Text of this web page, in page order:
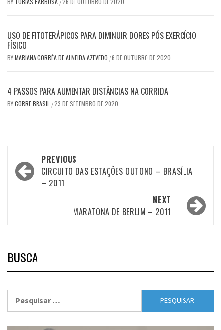
BY TOBIAS BARBOSA /26 DE OUTUBRO DE 2020
USO DE FITOTERÁPICOS PARA DIMINUIR DORES PÓS EXERCÍCIO
FÍSICO
BYMARIANA CORRÊA DE ALMEIDA AZEVEDO /6 DE OUTUBRO DE 2020
4 PASSOS PARA AUMENTAR DISTÂNCIAS NA CORRIDA
BYCORRE BRASIL /23 DE SETEMBRO DE 2020
Post
navigation
PREVIOUS
CIRCUITO DAS ESTAÇÕES OUTONO – BRASÍLIA
– 2011
NEXT
MARATONA DE BERLIM – 2011
BUSCA
por: